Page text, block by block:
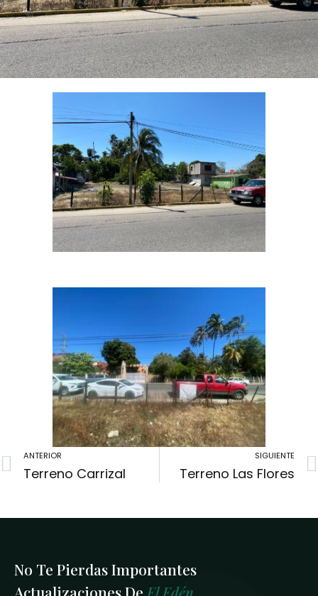
ANTERIOR
Terreno Carrizal
SIGUIENTE
Terreno Las Flores
No Te Pierdas Importantes
Actualizaciones De